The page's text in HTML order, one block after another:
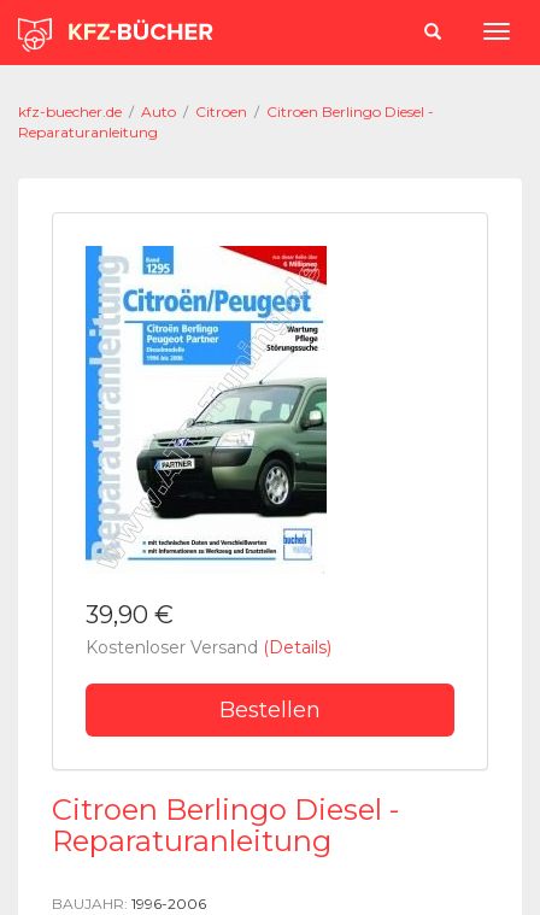
kfz-buecher.de / Auto / Citroen / Citroen Berlingo Diesel -
Reparaturanleitung
39,90 €
Kostenloser Versand (Details)
Bestellen
Citroen Berlingo Diesel -
Reparaturanleitung
BAUJAHR: 1996-2006